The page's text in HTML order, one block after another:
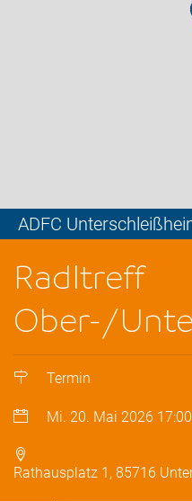
ADFC
Radltreff
Ober-/
Termin
Mi. 20. Mai 2026 17:00
Rathausplatz 1, 85716